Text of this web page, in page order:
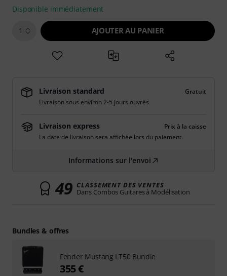
Disponible immédiatement
1 AJOUTER AU PANIER
Livraison standard
Gratuit
Livraison sous environ 2-5 jours ouvrés
Livraison express
Prix à la caisse
La date de livraison sera affichée lors du paiement.
Informations sur l'envoi
49 CLASSEMENT DES VENTES
Dans Combos Guitares à Modélisation
Bundles & offres
Fender Mustang LT50 Bundle
355 €